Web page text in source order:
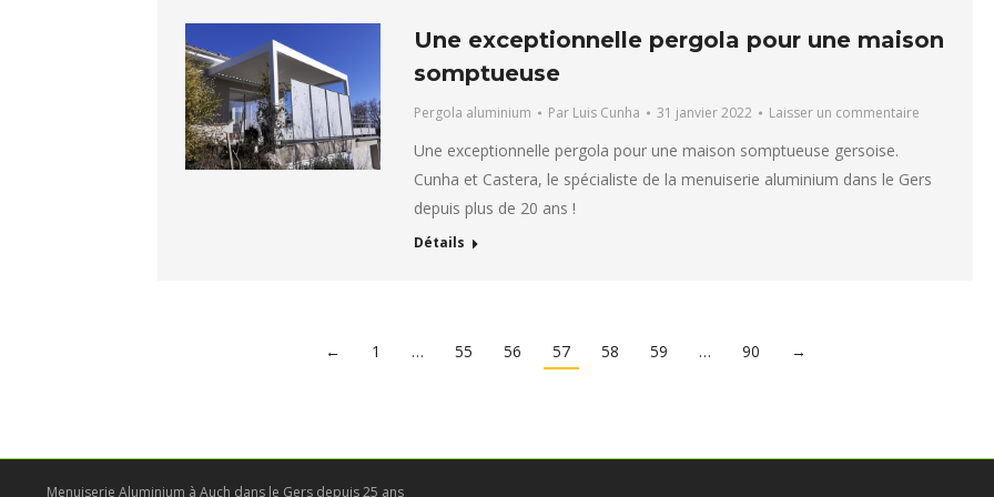
Une exceptionnelle pergola pour une maison
somptueuse
Pergola aluminium Par Luis Cunha 31 janvier 2022 Laisser un commentaire
Une exceptionnelle pergola pour une maison somptueuse gersoise.
Cunha et Castera, le spécialiste de la menuiserie aluminium dans le Gers
depuis plus de 20 ans !
Détails
← 1 … 55 56 57 58 59 … 90 →
Menuiserie Aluminium à Auch dans le Gers depuis 25 ans